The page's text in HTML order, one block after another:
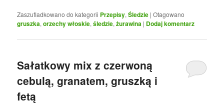
Zaszufladkowano do kategorii Przepisy,Śledzie |Otagowano
gruszka,orzechy włoskie,śledzie,żurawina | Dodaj komentarz
Sałatkowy mix z czerwoną
cebulą, granatem, gruszką i
fetą